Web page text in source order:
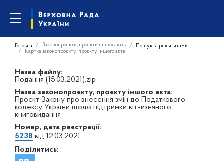
Головна Законопроєкти, проєкти інших актів
Пошук за реквізитами
Картка законопроєкту, проєкту іншого акта
Назва файлу:
Подання (15.03.2021).zip
Назва законопроєкту, проєкту іншого акта:
Проєкт Закону про внесення змін до Податкового
кодексу України щодо підтримки вітчизняного
книговидання
Номер, дата реєстрації:
5238 від 12.03.2021
Поділитись: